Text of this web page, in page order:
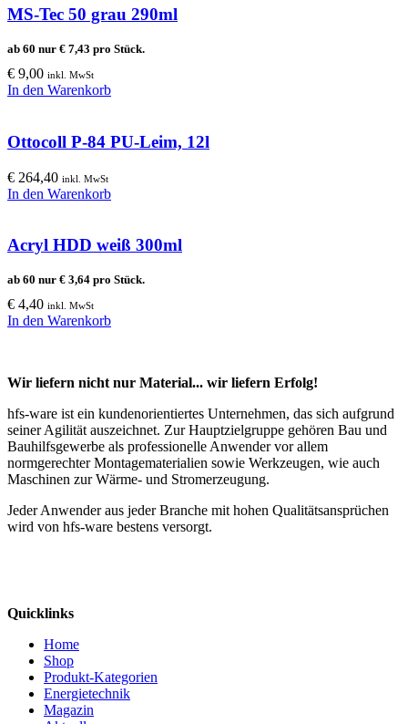
MS-Tec 50 grau 290ml
ab 60 nur € 7,43 pro Stück.
€ 9,00 inkl. MwSt
In den Warenkorb
Ottocoll P-84 PU-Leim, 12l
€ 264,40 inkl. MwSt
In den Warenkorb
Acryl HDD weiß 300ml
ab 60 nur € 3,64 pro Stück.
€ 4,40 inkl. MwSt
In den Warenkorb
Wir liefern nicht nur Material... wir liefern Erfolg!
hfs-ware ist ein kundenorientiertes Unternehmen, das sich aufgrund
seiner Agilität auszeichnet. Zur Hauptzielgruppe gehören Bau und
Bauhilfsgewerbe als professionelle Anwender vor allem
normgerechter Montagematerialien sowie Werkzeugen, wie auch
Maschinen zur Wärme- und Stromerzeugung.
Jeder Anwender aus jeder Branche mit hohen Qualitätsansprüchen
wird von hfs-ware bestens versorgt.
Quicklinks
Home
Shop
Produkt-Kategorien
Energietechnik
Magazin